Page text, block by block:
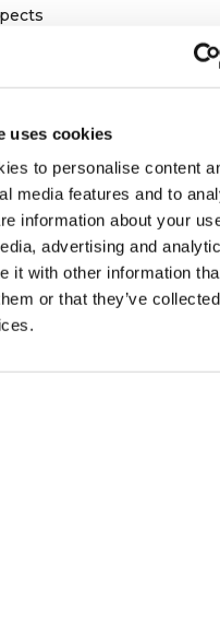
uses cookies
to personalise content
media features and to
information about your
advertising and
it with other information
or that they’ve
ICIW-Logo auf der
Taille. Volle Länge. 54%